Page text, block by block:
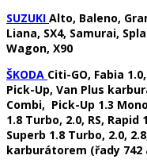
SUZUKI Alto, Baleno,
Liana, SX4, Samurai,
Wagon, X90
ŠKODA Citi-GO, Fabia
Pick-Up, Van Plus
Combi, Pick-Up 1.3
1.8 Turbo, 2.0, RS, Rapid
Superb 1.8 Turbo, 2.0,
karburátorem (řady 742